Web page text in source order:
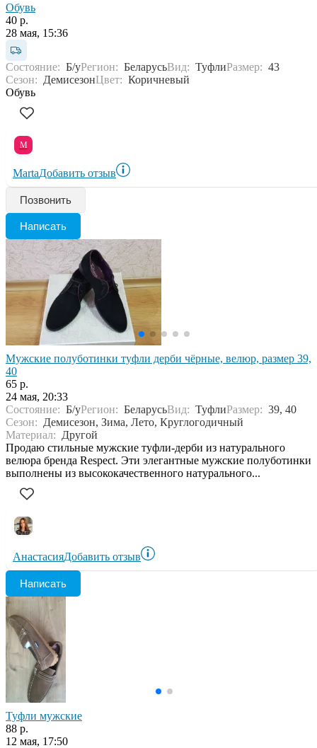
Обувь
40 р.
28 мая, 15:36
Состояние: Б/уРегион: БеларусьВид: ТуфлиРазмер: 43
Сезон: ДемисезонЦвет: Коричневый
Обувь
M
MartaДобавить отзыв
Позвонить
Написать
Мужские полуботинки туфли дерби чёрные, велюр, размер 39,
40
65 р.
24 мая, 20:33
Состояние: Б/уРегион: БеларусьВид: ТуфлиРазмер: 39, 40
Сезон: Демисезон, Зима, Лето, Круглогодичный
Материал: Другой
Продаю стильные мужские туфли-дерби из натурального
велюра бренда Respect. Эти элегантные мужские полуботинки
выполнены из высококачественного натурального...
АнастасияДобавить отзыв
Написать
Туфли мужские
88 р.
12 мая, 17:50